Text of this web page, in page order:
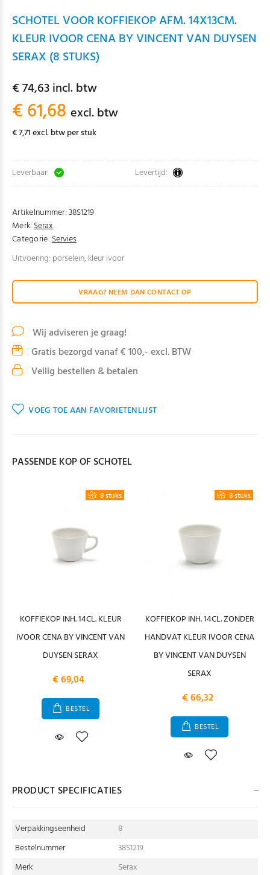
SCHOTEL VOOR KOFFIEKOP AFM. 14X13CM.
KLEUR IVOOR CENA BY VINCENT VAN DUYSEN
SERAX (8 STUKS)
€ 74,63 incl. btw
€ 61,68 excl. btw
€ 7,71 excl. btw per stuk
Leverbaar: Levertijd:
Artikelnummer:38S1219
Merk:Serax
Categorie:Servies
Uitvoering: porselein, kleur ivoor
VRAAG? NEEM DAN CONTACT OP
Wij adviseren je graag!
Gratis bezorgd vanaf € 100,- excl. BTW
Veilig bestellen & betalen
VOEG TOE AAN FAVORIETENLIJST
PASSENDE KOP OF SCHOTEL
8 stuks
KOFFIEKOP INH. 14CL. KLEUR
IVOOR CENA BY VINCENT VAN
DUYSEN SERAX
€ 69,04
BESTEL
8 stuks
KOFFIEKOP INH. 14CL. ZONDER
HANDVAT KLEUR IVOOR CENA
BY VINCENT VAN DUYSEN
SERAX
€ 66,32
BESTEL
PRODUCT SPECIFICATIES
Verpakkingseenheid
8
Bestelnummer
38S1219
Merk
Serax